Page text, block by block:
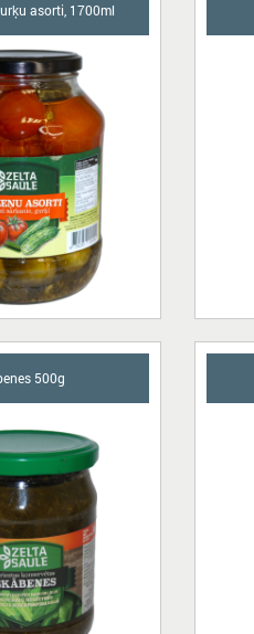
asorti, 1700ml
500g